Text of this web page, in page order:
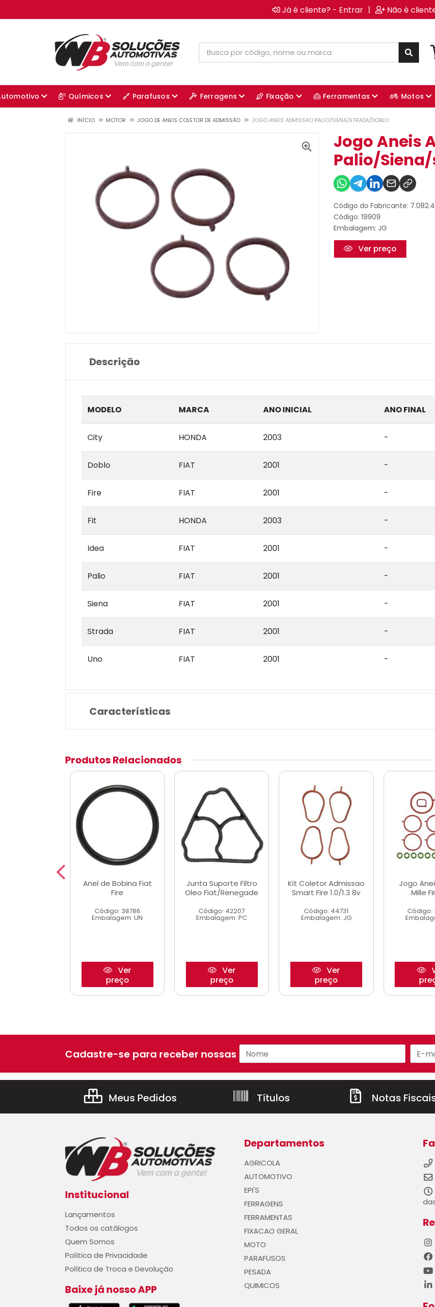
Já é cliente? - Entrar | Não é
Químicos Parafusos Ferragens Fixação Ferramentas Motos
INÍCIO MOTOR JOGO DE ANEIS COLETOR DE ADMISSÃO JOGO ANEIS ADMISSAO PALIO/SIENA/STRADA/DOBLO
Jogo Aneis
Palio/
Código do Fabricante:
Código: 19909
Embalagem: JG
Ver preço
Descrição
MODELO MARCA ANO INICIAL ANO FINAL
City HONDA 2003 -
Doblo FIAT 2001 -
Fire FIAT 2001 -
Fit HONDA 2003 -
Idea FIAT 2001 -
Palio FIAT 2001 -
Siena FIAT 2001 -
Strada FIAT 2001 -
Uno FIAT 2001 -
Características
Produtos Relacionados
Anel de Bobina Fiat
Fire
Código: 38786
Embalagem: UN
Ver
preço
Junta Suporte Filtro
Oleo Fiat/Renegade
Código: 42207
Embalagem: PC
Ver
preço
Kit Coletor Admissao
Smart Fire 1.0/1.3 8v
Código: 44731
Embalagem: JG
Ver
preço
Jogo
Mille
Código:
Cadastre-se para receber nossas ofertas!
Meus Pedidos Títulos Notas
Institucional
Lançamentos
Todos os catálogos
Quem Somos
Política de Privacidade
Política de Troca e Devolução
Baixe já nosso APP
Departamentos
AGRICOLA
AUTOMOTIVO
EPI'S
FERRAGENS
FERRAMENTAS
FIXACAO GERAL
MOTO
PARAFUSOS
PESADA
QUIMICOS